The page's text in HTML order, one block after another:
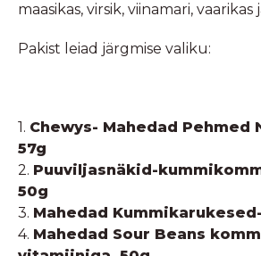
maasikas, virsik, viinamari, vaarikas
Pakist leiad järgmise valiku:
1. Chewys- Mahedad Pehmed
57g
2. Puuviljasnäkid-
50g
3. Mahedad
4. Mahedad Sour Beans